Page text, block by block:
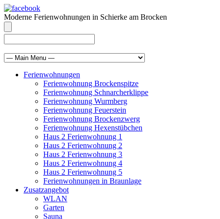
Moderne Ferienwohnungen in Schierke am Brocken
Ferienwohnungen
Ferienwohnung Brockenspitze
Ferienwohnung Schnarcherklippe
Ferienwohnung Wurmberg
Ferienwohnung Feuerstein
Ferienwohnung Brockenzwerg
Ferienwohnung Hexenstübchen
Haus 2 Ferienwohnung 1
Haus 2 Ferienwohnung 2
Haus 2 Ferienwohnung 3
Haus 2 Ferienwohnung 4
Haus 2 Ferienwohnung 5
Ferienwohnungen in Braunlage
Zusatzangebot
WLAN
Garten
Sauna